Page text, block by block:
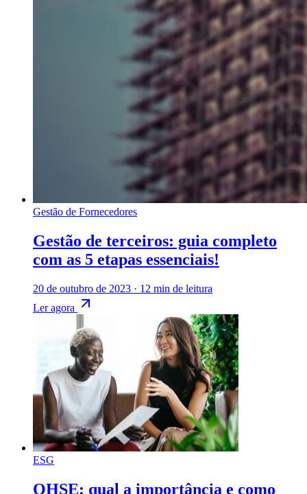
Gestão de Fornecedores
Gestão de terceiros: guia completo
com as 5 etapas essenciais!
20 de outubro de 2023 · 12 min de leitura
Ler agora
ESG
QHSE: qual a importância e como